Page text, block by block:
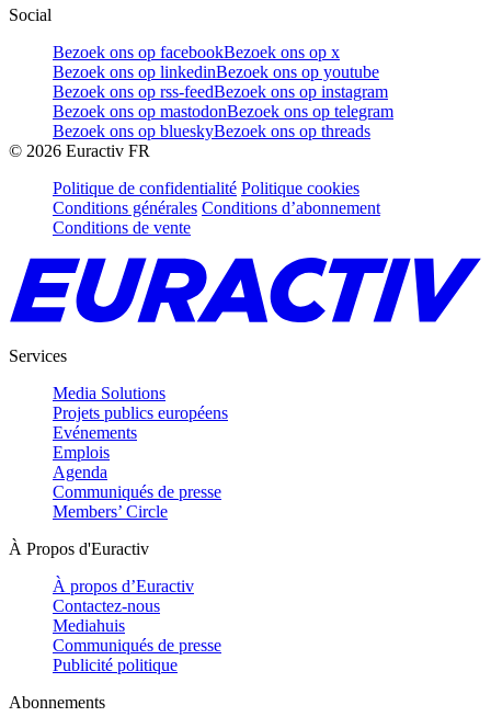
Social
Bezoek ons op facebookBezoek ons op x
Bezoek ons op linkedinBezoek ons op youtube
Bezoek ons op rss-feedBezoek ons op instagram
Bezoek ons op mastodonBezoek ons op telegram
Bezoek ons op blueskyBezoek ons op threads
© 2026 Euractiv FR
Politique de confidentialité Politique cookies
Conditions générales Conditions d’abonnement
Conditions de vente
Services
Media Solutions
Projets publics européens
Evénements
Emplois
Agenda
Communiqués de presse
Members’ Circle
À Propos d'Euractiv
À propos d’Euractiv
Contactez-nous
Mediahuis
Communiqués de presse
Publicité politique
Abonnements